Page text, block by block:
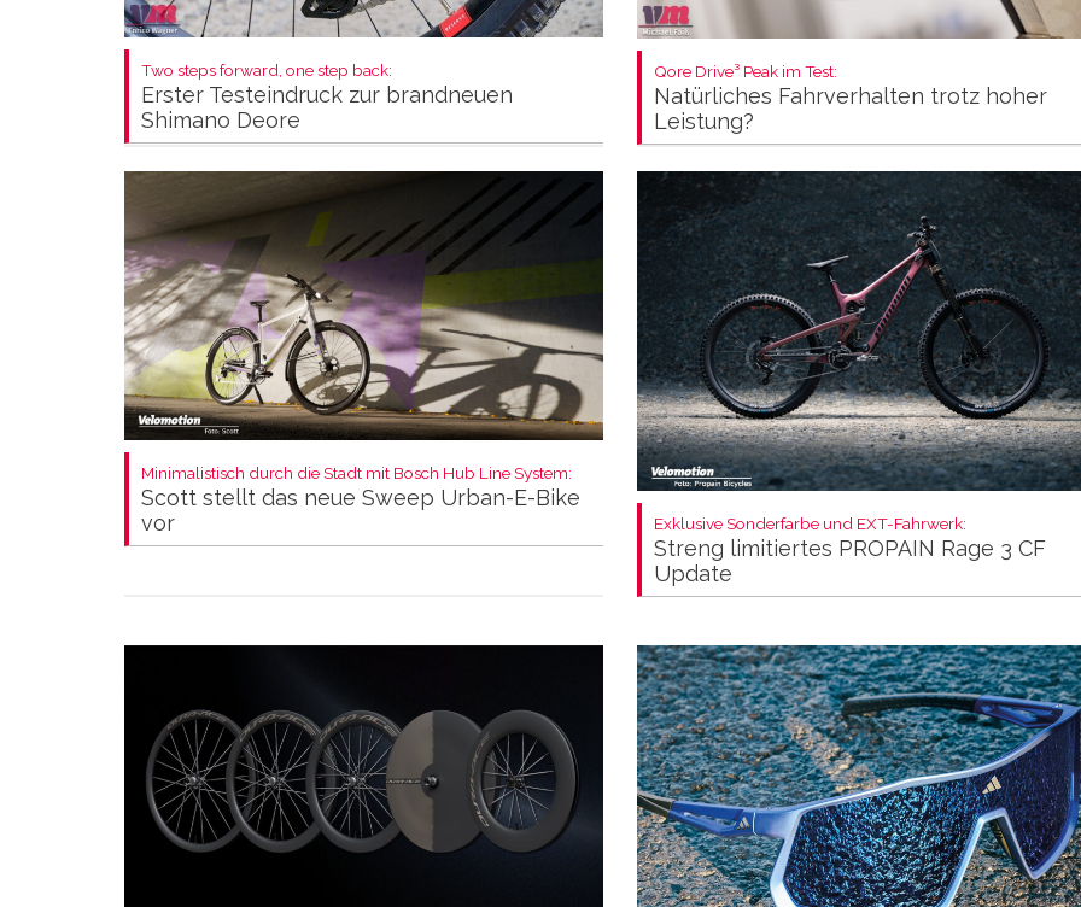
Two steps forward, one step back:
Erster Testeindruck zur brandneuen
Shimano Deore
Qore Drive³ Peak im Test:
Natürliches Fahrverhalten trotz hoher
Leistung?
Minimalistisch durch die Stadt mit Bosch Hub Line System:
Scott stellt das neue Sweep Urban-E-Bike
vor
Exklusive Sonderfarbe und EXT-Fahrwerk:
Streng limitiertes PROPAIN Rage 3 CF
Update